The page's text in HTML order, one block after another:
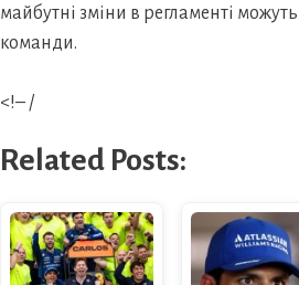
майбутні зміни в регламенті
команди.
<!– /
Related Posts: